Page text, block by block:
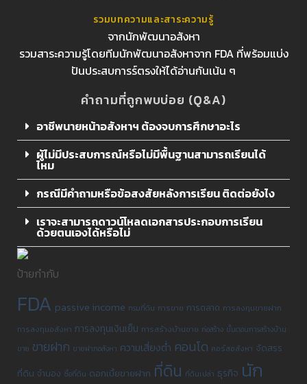
รวมบทความและสาระความรู้
จากนักพัฒนาอสังหา
รวมสาระความรู้โดยทีมนักพัฒนาอสังหาจาก FDA ที่พร้อมแบ่ง
ปันประสบการร์ตรงให้ได้อ่านกันเน้น ๆ
คำถามที่ถูกพบบ่อย (Q&A)
อาชีพนายหน้าอสังหาฯ ต้องจบการศึกษาอะไร
ผู้ไม่มีประสบการณ์หรือไม่มีพื้นฐานสามารถเรียนได้
ไหม
กรณีมีคำถามหรือข้อสงสัยหลังการเรียน ติดต่อยังไง
เราจะสามารถดาวน์โหลดเอกสารประกอบการเรียน
ด้วยตนเองได้หรือไม่
ป้ายกำกับ
FDA passive income กรมที่ดิน การขาย การตลาด การลงทุนขายฝาก
การลงทุนอสังหา การลงทุนเงินเย็น การสร้างบ้านขาย ก่อสร้าง ขั้นตอนการสร้างบ้าน
ขาย ขายฝาก ขายฝากอสังหา ความเสี่ยงต่ำ คอนโด คอร์สอสังหา จัดสรร
ที่ดิน จำนอง ซื้อที่ดิน ดอกเบี้ยขายฝาก ที่ดิน ที่ดินเปล่า ธุรกิจ นัก